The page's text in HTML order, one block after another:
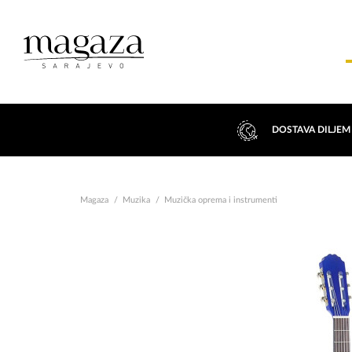
DOSTAVA
Magaza Muzika Muzička oprema i instrumenti